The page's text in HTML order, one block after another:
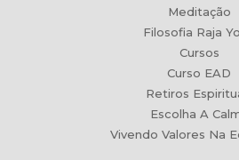
Meditação
Filosofia Raja
Cursos
Curso EAD
Retiros
Escolha A
Vivendo Valores Na